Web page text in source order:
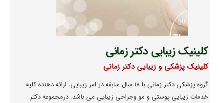
کلینیک زیبایی دکتر زمانی
کلینیک پزشکی و زیبایی دکتر زمانی
گروه پزشکی دکتر زمانی با ۱۸ سال سابقه در امر زیبایی، ارائه دهنده کلیه
خدمات زیبایی پوستی و مو وجراحی زیبایی می باشد. درمجموعه دکتر